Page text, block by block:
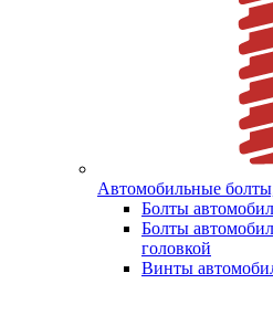
Автомобильные
Болты
Болты
головкой
Винты